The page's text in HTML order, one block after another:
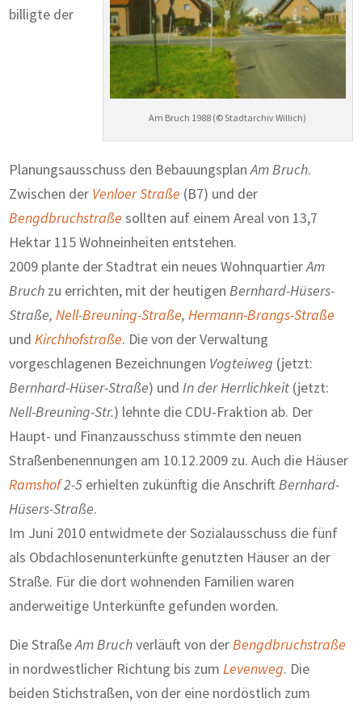
Am Bruch 1988 (© Stadtarchiv Willich)
billigte der
Planungsausschuss den BebauungsplanAm Bruch.
Zwischen der Venloer Straße (B7) und der
Bengdbruchstraße sollten auf einem Areal von 13,7
Hektar 115 Wohneinheiten entstehen.
2009 plante der Stadtrat ein neues WohnquartierAm
Bruch zu errichten, mit der heutigen Bernhard-Hüsers-
Straße, Nell-Breuning-Straße, Hermann-Brangs-Straße
und Kirchhofstraße. Die von der Verwaltung
vorgeschlagenen Bezeichnungen Vogteiweg (jetzt:
Bernhard-Hüser-Straße) und In der Herrlichkeit (jetzt:
Nell-Breuning-Str.) lehnte die CDU-Fraktion ab. Der
Haupt- und Finanzausschuss stimmte den neuen
Straßenbenennungen am 10.12.2009 zu. Auch die Häuser
Ramshof2-5 erhielten zukünftig die Anschrift Bernhard-
Hüsers-Straße.
Im Juni 2010 entwidmete der Sozialausschuss die fünf
als Obdachlosenunterkünfte genutzten Häuser an der
Straße. Für die dort wohnenden Familien waren
anderweitige Unterkünfte gefunden worden.
Die StraßeAm Bruchverläuft von der Bengdbruchstraße
in nordwestlicher Richtung bis zum Levenweg. Die
beiden Stichstraßen, von der eine nordöstlich zum